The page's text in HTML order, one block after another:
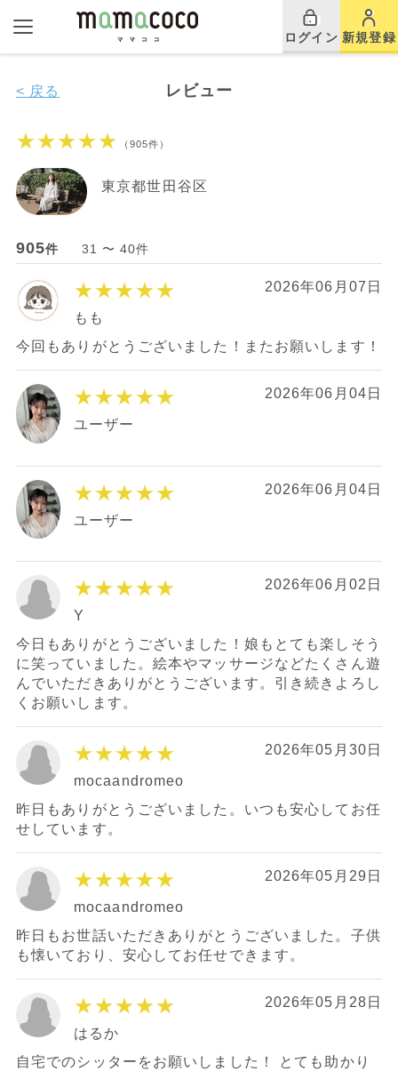
ログイン 新規登録
レビュー
< 戻る
★★★★★ （905件）
東京都世田谷区
905件 31 〜 40件
★★★★★ 2026年06月07日
もも
今回もありがとうございました！またお願いします！
★★★★★ 2026年06月04日
ユーザー
★★★★★ 2026年06月04日
ユーザー
★★★★★ 2026年06月02日
Y
今日もありがとうございました！娘もとても楽しそう
に笑っていました。絵本やマッサージなどたくさん遊
んでいただきありがとうございます。引き続きよろし
くお願いします。
★★★★★ 2026年05月30日
mocaandromeo
昨日もありがとうございました。いつも安心してお任
せしています。
★★★★★ 2026年05月29日
mocaandromeo
昨日もお世話いただきありがとうございました。子供
も懐いており、安心してお任せできます。
★★★★★ 2026年05月28日
はるか
自宅でのシッターをお願いしました！ とても助かり